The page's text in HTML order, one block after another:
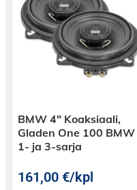
BMW 4″ Koaksiaali,
Gladen One 100 BMW
1- ja 3-sarja
161,00€/kpl